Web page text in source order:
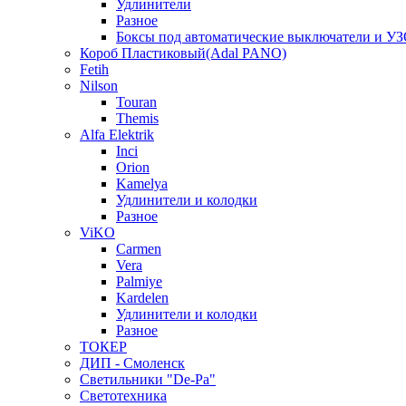
Удлинители
Разное
Боксы под автоматические выключатели и
Короб Пластиковый(Adal PANO)
Fetih
Nilson
Touran
Themis
Alfa Elektrik
Inci
Orion
Kamelya
Удлинители и колодки
Разное
ViKO
Carmen
Vera
Palmiye
Kardelen
Удлинители и колодки
Разное
ТОКЕР
ДИП - Смоленск
Светильники "De-Pa"
Светотехника